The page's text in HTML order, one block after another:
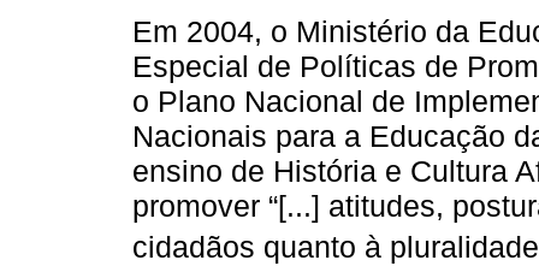
Em 2004, o Ministério da
Especial de Políticas de
o Plano Nacional de
Nacionais para a Educação
ensino de História e Cultura
promover “[...] atitudes,
cidadãos quanto à